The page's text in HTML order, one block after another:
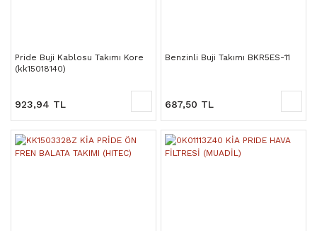
Pride Buji Kablosu Takımı Kore
(kk15018140)
923,94 TL
Benzinli Buji Takımı BKR5ES-11
687,50 TL